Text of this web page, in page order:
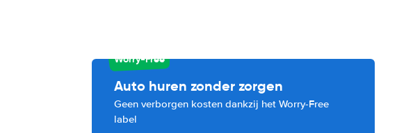
Worry-Free
Auto huren zonder zorgen
Geen verborgen kosten dankzij het Worry-Free
label